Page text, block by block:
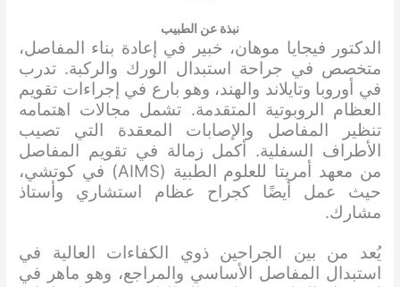
نبذة عن الطبيب
الدكتور فيجايا موهان، خبير في إعادة بناء المفاصل،
متخصص في جراحة استبدال الورك والركبة. تدرب
في أوروبا وتايلاند والهند، وهو بارع في إجراءات تقويم
العظام الروبوتية المتقدمة. تشمل مجالات اهتمامه
تنظير المفاصل والإصابات المعقدة التي تصيب
الأطراف السفلية. أكمل زمالة في تقويم المفاصل
من معهد أمريتا للعلوم الطبية (AIMS) في كوتشي،
حيث عمل أيضًا كجراح عظام استشاري وأستاذ
مشارك.
يُعد من بين الجراحين ذوي الكفاءات العالية في
استبدال المفاصل الأساسي والمراجع، وهو ماهر في